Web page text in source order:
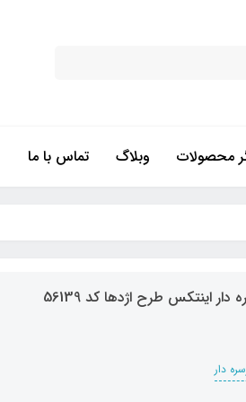
محصولات وبلاگ تماس با ما
اینتکس طرح اژدها کد 56139
دار